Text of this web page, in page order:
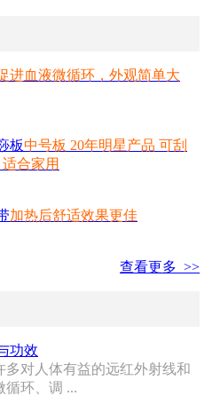
进血液微循环，外观简单大
板中号板 20年明星产品 可刮
合家用
加热后舒适效果更佳
查看更多 >>
功效
多对人体有益的远红外射线和
循环、调 ...